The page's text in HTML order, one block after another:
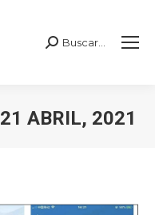
Buscar:
Buscar...
21 ABRIL, 2021